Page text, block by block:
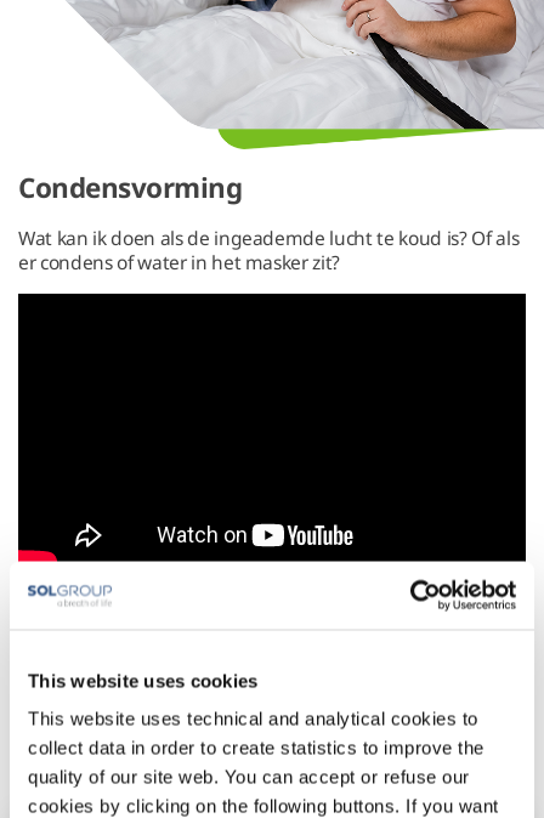
This website uses cookies
This website uses technical and analytical cookies to
collect data in order to create statistics to improve the
quality of our site web. You can accept or refuse our
cookies by clicking on the following buttons. If you want
Condensvorming
Wat kan ik doen als de ingeademde lucht te koud is? Of als
er condens of water in het masker zit?
slanghouders worden niet vergoed door uw zorgverzekeraar.
webshop